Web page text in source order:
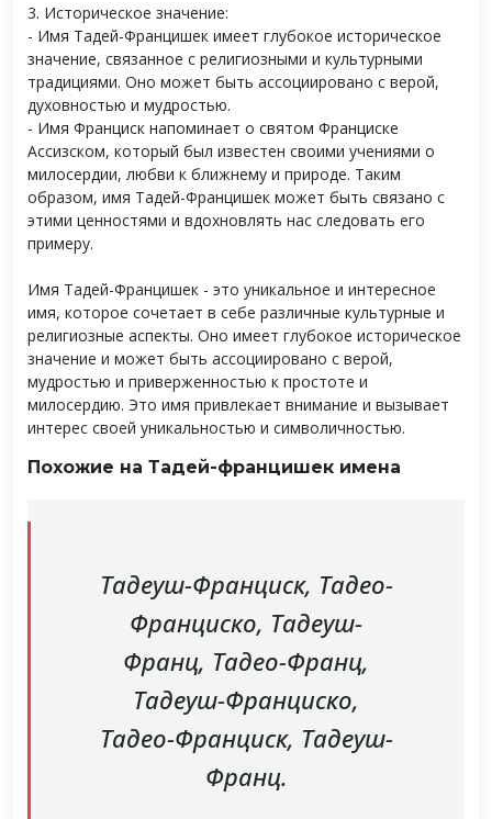
3. Историческое значение:
- Имя Тадей-Францишек имеет глубокое историческое
значение, связанное с религиозными и культурными
традициями. Оно может быть ассоциировано с верой,
духовностью и мудростью.
- Имя Франциск напоминает о святом Франциске
Ассизском, который был известен своими учениями о
милосердии, любви к ближнему и природе. Таким
образом, имя Тадей-Францишек может быть связано с
этими ценностями и вдохновлять нас следовать его
примеру.
Имя Тадей-Францишек - это уникальное и интересное
имя, которое сочетает в себе различные культурные и
религиозные аспекты. Оно имеет глубокое историческое
значение и может быть ассоциировано с верой,
мудростью и приверженностью к простоте и
милосердию. Это имя привлекает внимание и вызывает
интерес своей уникальностью и символичностью.
Похожие на Тадей-францишек имена
Тадеуш-Франциск, Тадео-
Франциско, Тадеуш-
Франц, Тадео-Франц,
Тадеуш-Франциско,
Тадео-Франциск, Тадеуш-
Франц.